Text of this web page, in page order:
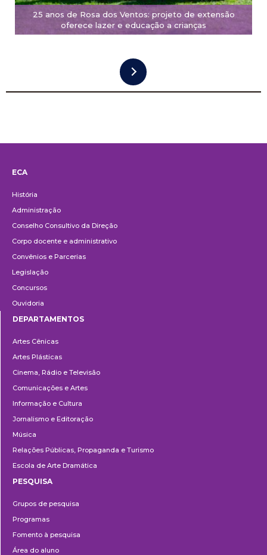
25 anos de Rosa dos Ventos: projeto de extensão
oferece lazer e educação a crianças
ECA
História
Administração
Conselho Consultivo da Direção
Corpo docente e administrativo
Convênios e Parcerias
Legislação
Concursos
Ouvidoria
DEPARTAMENTOS
Artes Cênicas
Artes Plásticas
Cinema, Rádio e Televisão
Comunicações e Artes
Informação e Cultura
Jornalismo e Editoração
Música
Relações Públicas, Propaganda e Turismo
Escola de Arte Dramática
PESQUISA
Grupos de pesquisa
Programas
Fomento à pesquisa
Área do aluno